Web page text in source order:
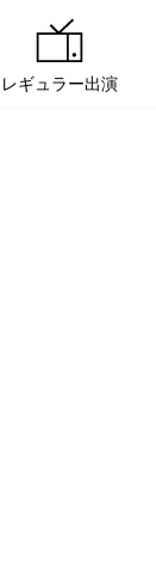
レギュラー出演